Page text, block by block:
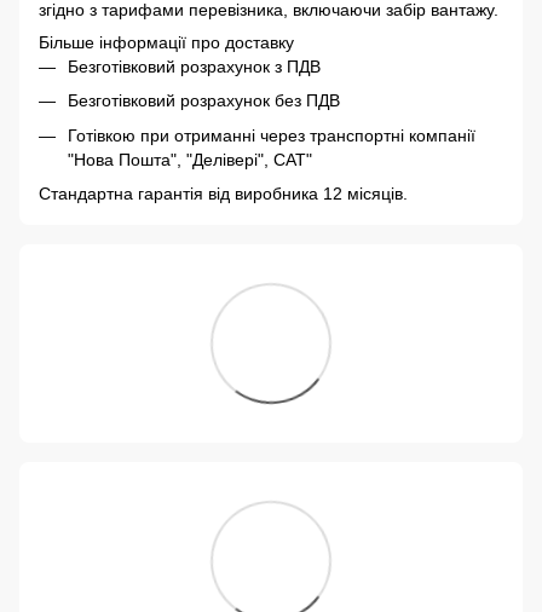
згідно з тарифами перевізника, включаючи забір вантажу.
Більше інформації про доставку
Безготівковий розрахунок з ПДВ
Безготівковий розрахунок без ПДВ
Готівкою при отриманні через транспортні компанії
"Нова Пошта", "Делівері", САТ"
Стандартна гарантія від виробника 12 місяців.